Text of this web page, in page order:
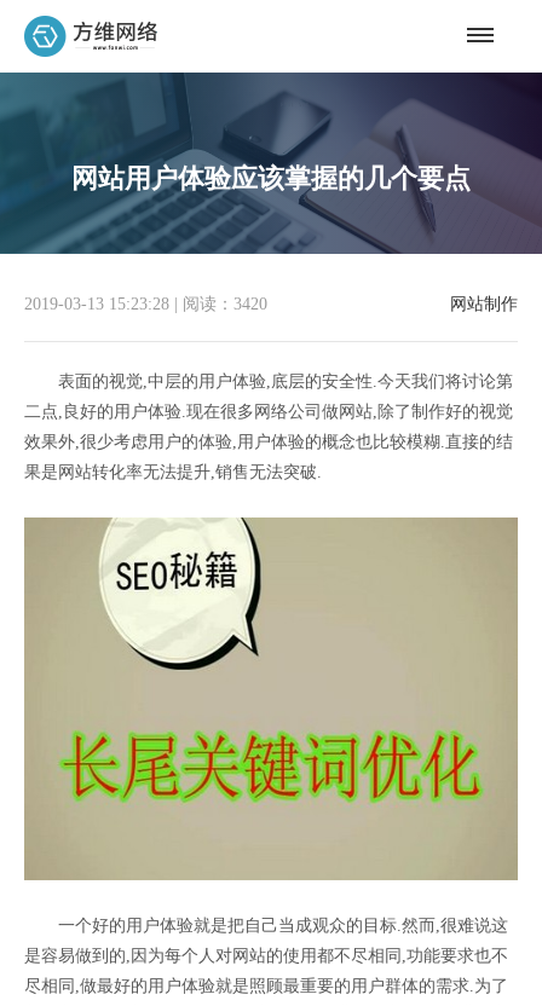
网站用户体验应该掌握的几个要点
网站制作
2019-03-13 15:23:28 阅读：3420
表面的视觉,中层的用户体验,底层的安全性.今天我们将讨论第
二点,良好的用户体验.现在很多网络公司做网站,除了制作好的视觉
效果外,很少考虑用户的体验,用户体验的概念也比较模糊.直接的结
果是网站转化率无法提升,销售无法突破.
一个好的用户体验就是把自己当成观众的目标.然而,很难说这
是容易做到的,因为每个人对网站的使用都不尽相同,功能要求也不
尽相同,做最好的用户体验就是照顾最重要的用户群体的需求.为了